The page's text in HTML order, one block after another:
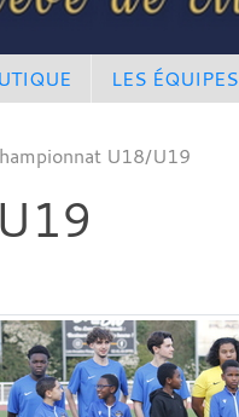
LES ÉQUIPES
U18/U19